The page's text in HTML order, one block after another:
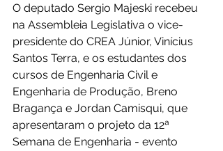
O deputado Sergio Majeski recebeu
na Assembleia Legislativa o vice-
presidente do CREA Júnior, Vinícius
Santos Terra, e os estudantes dos
cursos de Engenharia Civil e
Engenharia de Produção, Breno
Bragança e Jordan Camisqui, que
apresentaram o projeto da 12ª
Semana de Engenharia - evento